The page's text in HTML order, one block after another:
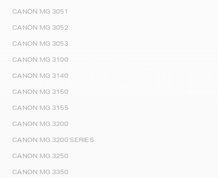
CANON MG 3051
CANON MG 3052
CANON MG 3053
CANON MG 3100
CANON MG 3140
CANON MG 3150
CANON MG 3155
CANON MG 3200
CANON MG 3200 SERIES
CANON MG 3250
CANON MG 3350